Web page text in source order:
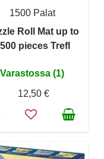
1500 Palat
Roll Mat up to
pieces Trefl
Varastossa (1)
12,50 €